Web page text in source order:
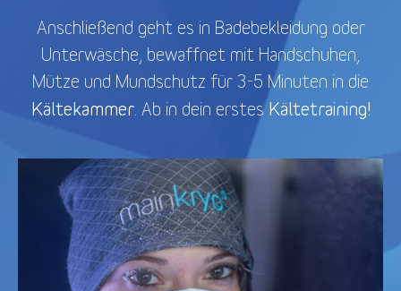
Anschließend geht es in Badebekleidung oder
Unterwäsche, bewaffnet mit Handschuhen,
Mütze und Mundschutz für 3-5 Minuten in die
Kältekammer. Ab in dein erstesKältetraining!